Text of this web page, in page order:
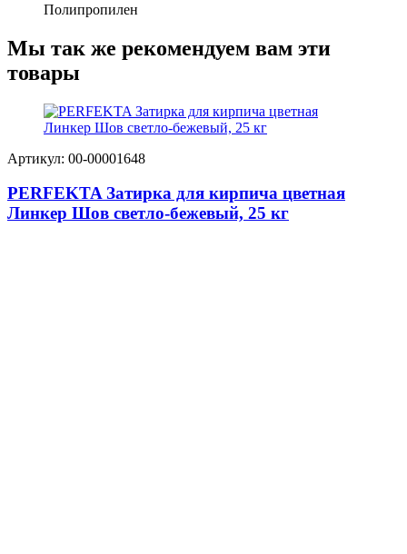
Полипропилен
Мы так же рекомендуем вам эти
товары
Артикул: 00-00001648
PERFEKTA Затирка для кирпича цветная
Линкер Шов светло-бежевый, 25 кг